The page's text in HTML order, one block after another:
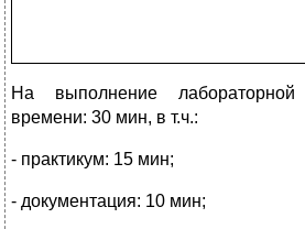
На выполнение
времени: 30 мин, в т.ч.:
- практикум: 15 мин;
- документация: 10 мин;